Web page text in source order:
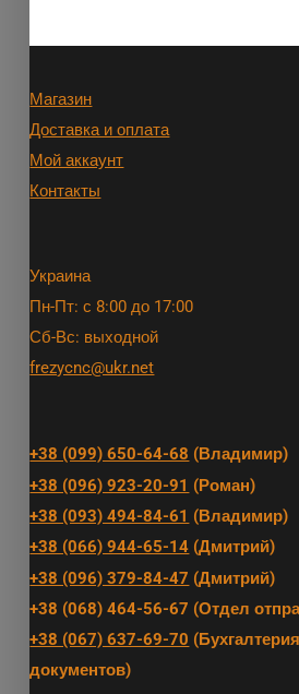
Магазин
Доставка и оплата
Мой аккаунт
Контакты
Украина
Пн-Пт: с 8:00 до 17:00
Сб-Вс: выходной
frezycnc@ukr.net
+38 (099) 650-64-68 (Владимир)
+38 (096) 923-20-91 (Роман)
+38 (093) 494-84-61 (Владимир)
+38 (066) 944-65-14 (Дмитрий)
+38 (096) 379-84-47 (Дмитрий)
+38 (068) 464-56-67 (Отдел
+38 (067) 637-69-70
документов)